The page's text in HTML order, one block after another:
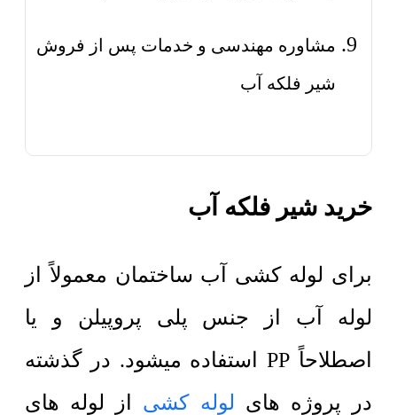
مشاوره مهندسی و خدمات پس از فروش
شیر فلکه آب
خرید شیر فلکه آب
برای لوله کشی آب ساختمان معمولاً از
لوله آب از جنس پلی پروپیلن و یا
اصطلاحاً PP استفاده میشود. در گذشته
در پروژه های لوله کشی از لوله های